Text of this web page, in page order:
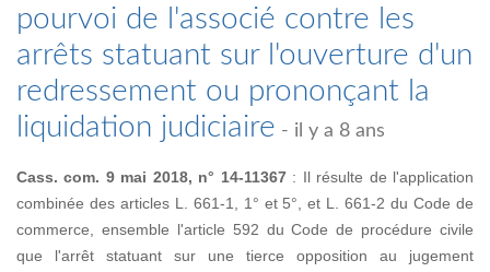
pourvoi de l'associé contre les
arrêts statuant sur l'ouverture d'un
redressement ou prononçant la
liquidation judiciaire - il y a 8 ans
Cass. com. 9 mai 2018, n° 14-11367 : Il résulte de l'application
combinée des articles L. 661-1, 1° et 5°, et L. 661-2 du Code de
commerce, ensemble l'article 592 du Code de procédure civile
que l'arrêt statuant sur une tierce opposition au jugement